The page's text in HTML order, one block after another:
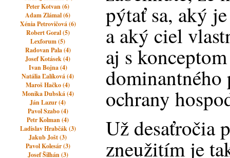
Peter Kotvan (6)
Adam Zlámal (6)
Xénia Petrovičová (6)
Robert Goral (5)
Lexforum (5)
Radovan Pala (4)
Josef Kotásek (4)
Ivan Bojna (4)
Natália Ľalíková (4)
Maroš Hačko (4)
Monika Dubská (4)
Ján Lazur (4)
Pavol Szabo (4)
Petr Kolman (4)
Ladislav Hrabčák (3)
Jakub Jošt (3)
Pavol Kolesár (3)
Josef Šilhán (3)
pýtať sa, aký
a aký ciel
aj s
dominantného
ochrany
Už desaťročia
zneužitím je